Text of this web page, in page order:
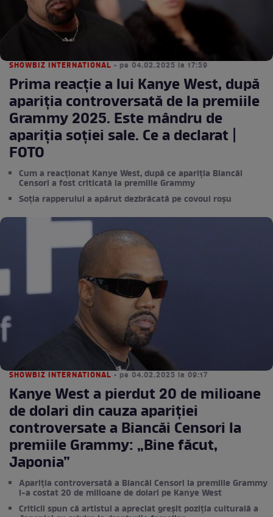
SHOWBIZ INTERNATIONAL • pe 04.02.2025 la 17:59
Prima reacție a lui Kanye West, după
apariția controversată de la premiile
Grammy 2025. Este mândru de
apariția soției sale. Ce a declarat |
FOTO
Cum a reacționat Kanye West, după ce apariția Biancăi
Censori a fost criticată la premiile Grammy
Soția rapperului a apărut dezbrăcată pe covoul roșu
SHOWBIZ INTERNATIONAL • pe 04.02.2025 la 09:17
Kanye West a pierdut 20 de milioane
de dolari din cauza apariției
controversate a Biancăi Censori la
premiile Grammy: „Bine făcut,
Japonia”
Apariția controversată a Biancăi Censori la premiile Grammy
l-a costat 20 de milioane de dolari pe Kanye West
Criticii spun că artistul a apreciat greșit poziția culturală a